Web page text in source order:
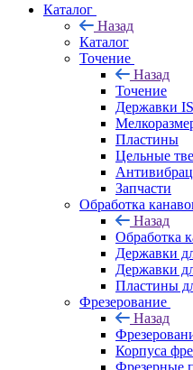
Каталог
Назад
Каталог
Точение
Назад
Точение
Державки
Пластины
Цельные
Запчасти
Обработка
Назад
Обработка
Державки
Державки
Пластины
Фрезерование
Назад
Корпуса
Фрезерные